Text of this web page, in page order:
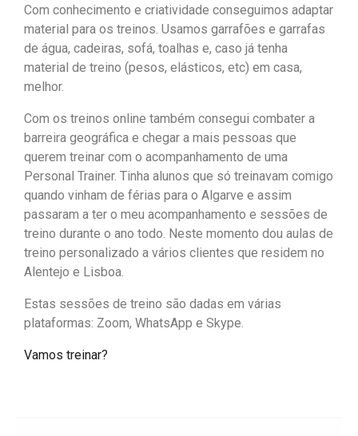
Com conhecimento e criatividade conseguimos adaptar
material para os treinos. Usamos garrafões e garrafas
de água, cadeiras, sofá, toalhas e, caso já tenha
material de treino (pesos, elásticos, etc) em casa,
melhor.
Com os treinos online também consegui combater a
barreira geográfica e chegar a mais pessoas que
querem treinar com o acompanhamento de uma
Personal Trainer. Tinha alunos que só treinavam comigo
quando vinham de férias para o Algarve e assim
passaram a ter o meu acompanhamento e sessões de
treino durante o ano todo. Neste momento dou aulas de
treino personalizado a vários clientes que residem no
Alentejo e Lisboa.
Estas sessões de treino são dadas em várias
plataformas: Zoom, WhatsApp e Skype.
Vamos treinar?